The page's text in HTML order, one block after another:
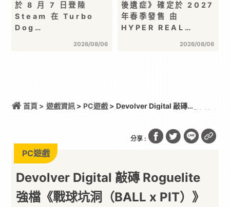
於 8 月 7 日登陸
Steam 在 Turbo
Dog…
2026/08/06
後遺症》確定於 2027
年春季發售 由
HYPER REAL…
2026/08/06
首頁 > 遊戲資訊> PC遊戲> Devolver Digital 敲磚
分享 :
PC遊戲
Devolver Digital 敲磚 Roguelite
強檔《戰球坑洞（BALL x PIT）》